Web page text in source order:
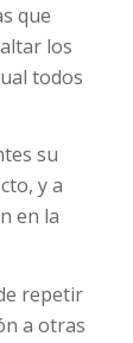
que
los
todos
su
y a
en la
repetir
a otras